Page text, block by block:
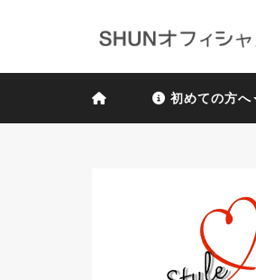
初めての方へ